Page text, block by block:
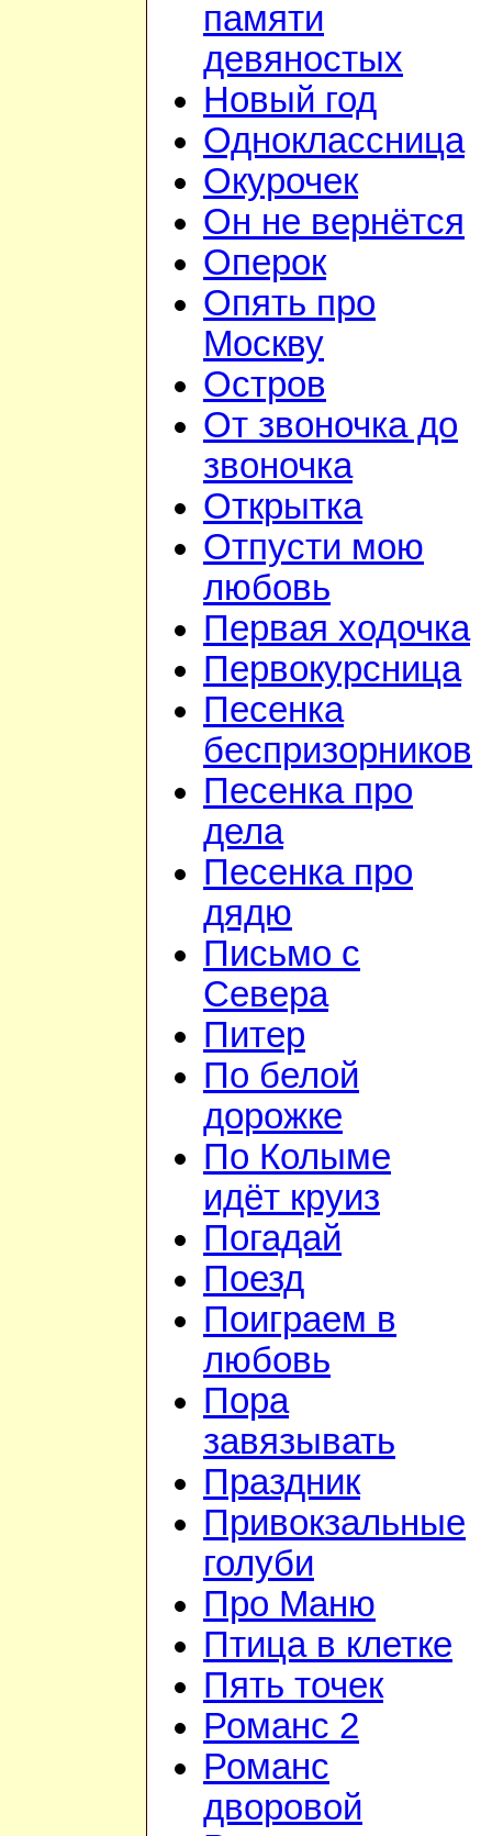
памяти
девяностых
Новый год
Одноклассница
Окурочек
Он не вернётся
Оперок
Опять про
Москву
Остров
От звоночка до
звоночка
Открытка
Отпусти мою
любовь
Первая ходочка
Первокурсница
Песенка
беспризорников
Песенка про
дела
Песенка про
дядю
Письмо с
Севера
Питер
По белой
дорожке
По Колыме
идёт круиз
Погадай
Поезд
Поиграем в
любовь
Пора
завязывать
Праздник
Привокзальные
голуби
Про Маню
Птица в клетке
Пять точек
Романс 2
Романс
дворовой